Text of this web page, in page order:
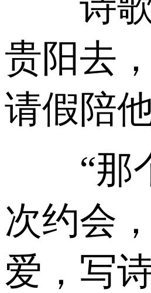
贵阳去
请假陪
“那个
次约会
爱，写